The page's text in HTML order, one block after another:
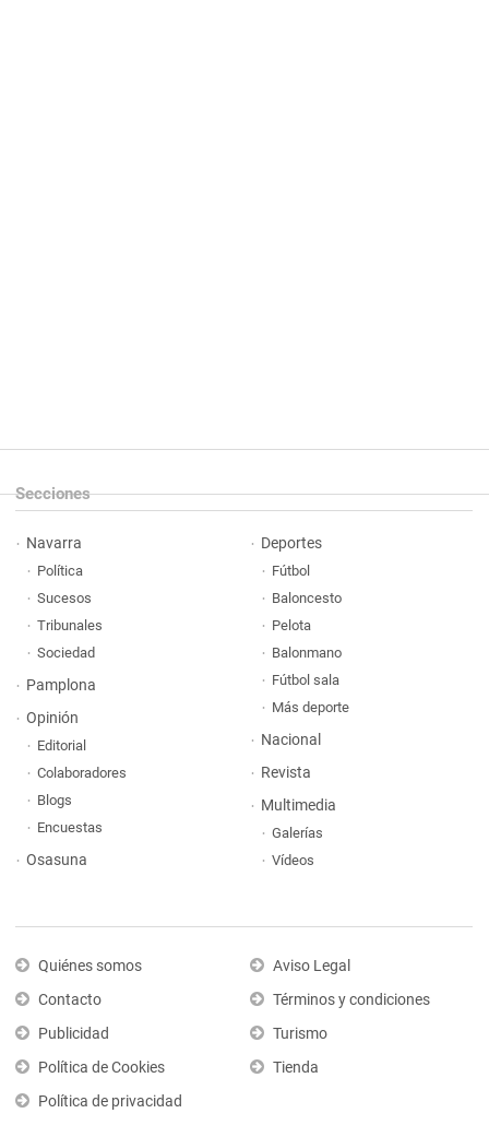
Secciones
Navarra
Política
Sucesos
Tribunales
Sociedad
Pamplona
Opinión
Editorial
Colaboradores
Blogs
Encuestas
Osasuna
Deportes
Fútbol
Baloncesto
Pelota
Balonmano
Fútbol sala
Más deporte
Nacional
Revista
Multimedia
Galerías
Vídeos
Quiénes somos
Contacto
Publicidad
Política de Cookies
Política de privacidad
Aviso Legal
Términos y condiciones
Turismo
Tienda